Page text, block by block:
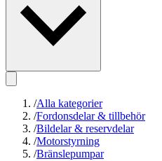
/Alla kategorier
/Fordonsdelar & tillbehör
/Bildelar & reservdelar
/Motorstyrning
/Bränslepumpar